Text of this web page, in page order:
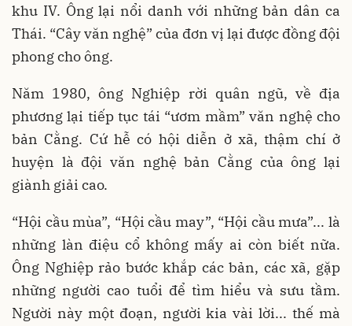
khu IV. Ông lại nổi danh với những bản dân ca
Thái. “Cây văn nghệ” của đơn vị lại được đồng đội
phong cho ông.
Năm 1980, ông Nghiệp rời quân ngũ, về địa
phương lại tiếp tục tái “ươm mầm” văn nghệ cho
bản Cằng. Cứ hễ có hội diễn ở xã, thậm chí ở
huyện là đội văn nghệ bản Cằng của ông lại
giành giải cao.
“Hội cầu mùa”, “Hội cầu may”, “Hội cầu mưa”... là
những làn điệu cổ không mấy ai còn biết nữa.
Ông Nghiệp rảo bước khắp các bản, các xã, gặp
những người cao tuổi để tìm hiểu và sưu tầm.
Người này một đoạn, người kia vài lời... thế mà